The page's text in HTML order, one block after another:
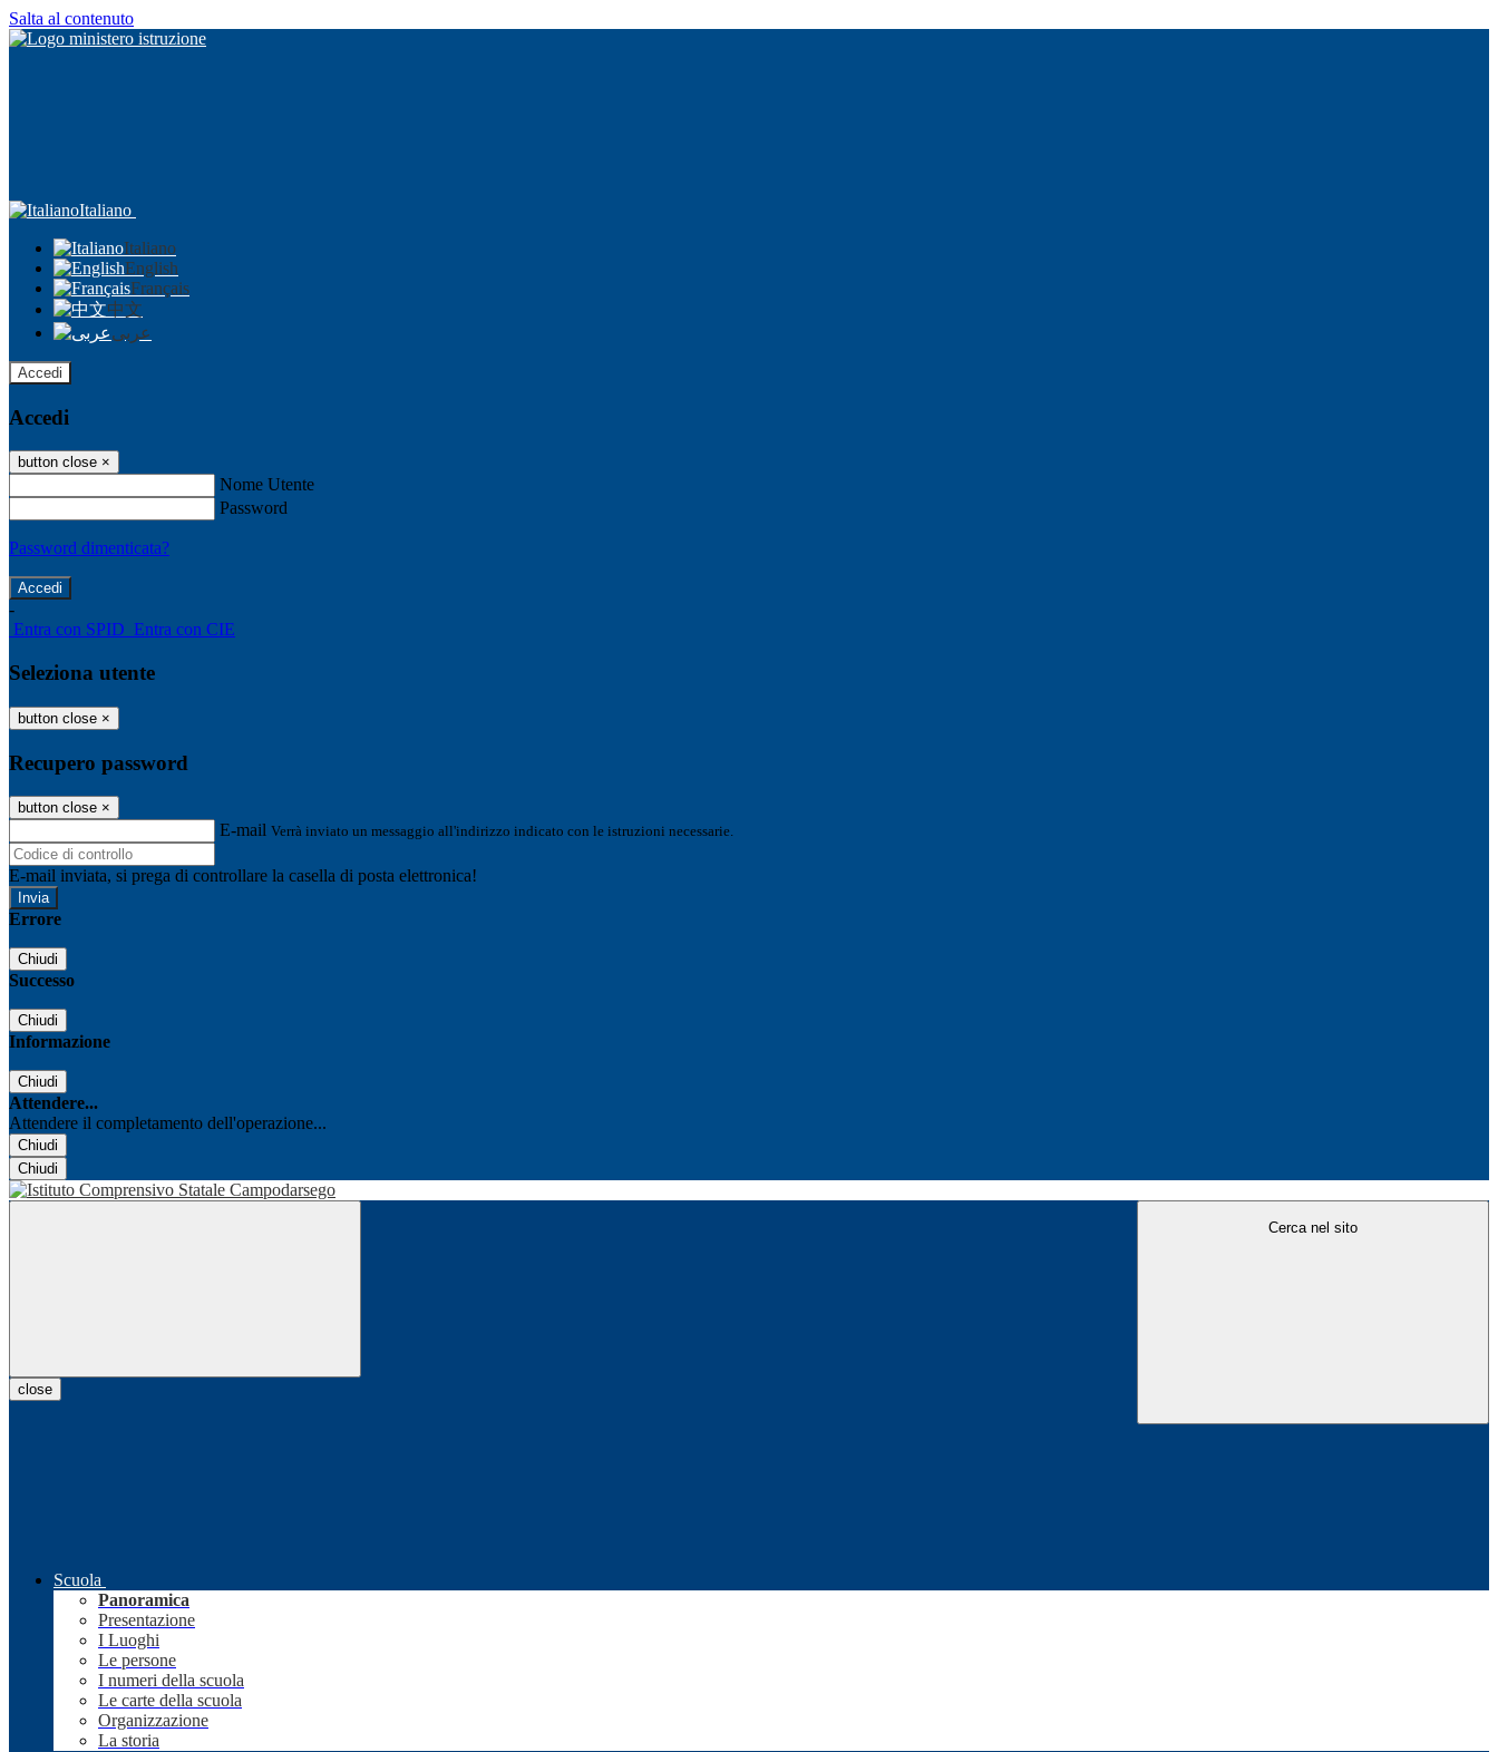
Salta al contenuto
Italiano
Italiano
English
Français
中文
عربى
Accedi
Accedi
button close ×
Nome Utente
Password
Password dimenticata?
-
Entra con SPID Entra con CIE
Seleziona utente
button close ×
Recupero password
button close ×
E-mail Verrà inviato un messaggio all'indirizzo indicato con le istruzioni necessarie.
E-mail inviata, si prega di controllare la casella di posta elettronica!
Errore
Chiudi
Successo
Chiudi
Informazione
Chiudi
Attendere...
Attendere il completamento dell'operazione...
Chiudi
Chiudi
Cerca nel sito
close
Scuola
Panoramica
Presentazione
I Luoghi
Le persone
I numeri della scuola
Le carte della scuola
Organizzazione
La storia